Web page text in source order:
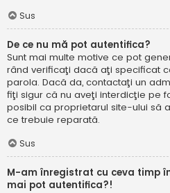
Sus
De ce nu mă pot autentifica?
Sunt mai multe motive ce pot
rând verificaţi dacă aţi specificat
parola. Dacă da, contactaţi un
fiţi sigur că nu aveţi interdicţie pe
posibil ca proprietarul site-ului să
ce trebuie reparată.
Sus
M-am înregistrat cu ceva timp
mai pot autentifica?!